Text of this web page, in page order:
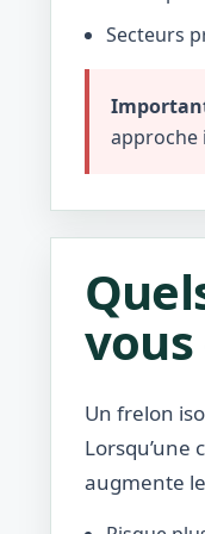
Secteurs
approche
Un frelon
Lorsqu’une
augmente